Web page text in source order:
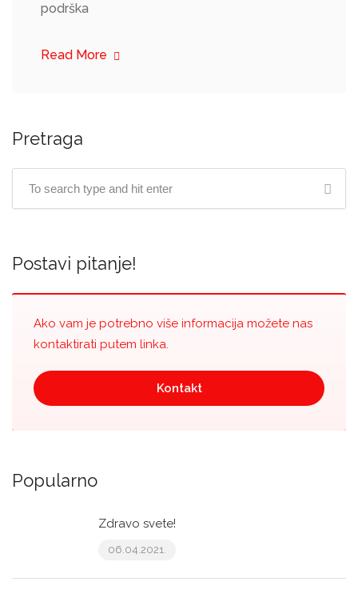
podrška
Read More
Pretraga
Postavi pitanje!
Ako vam je potrebno više informacija možete nas
kontaktirati putem linka.
Kontakt
Popularno
Zdravo svete!
06.04.2021.